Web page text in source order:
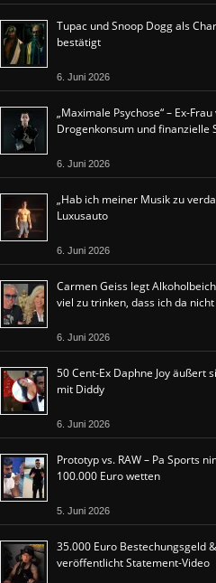
Tupac und Snoop Dogg als
bestätigt
6. Juni 2026
„Maximale Psychose“ – Ex-
Drogenkonsum und finanzielle
6. Juni 2026
„Hab ich meiner Musik zu
Luxusauto
6. Juni 2026
Carmen Geiss legt
viel zu trinken, dass ich da
6. Juni 2026
50 Cent-Ex Daphne Joy äußert
mit Diddy
6. Juni 2026
Prototyp vs. RAW – Pa Sports
100.000 Euro wetten
5. Juni 2026
35.000 Euro Bestechungsgeld
veröffentlicht Statement-Video